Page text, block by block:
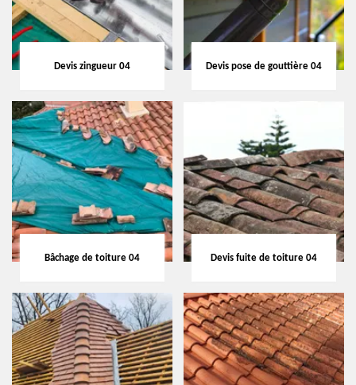
Devis zingueur 04 Devis pose de gouttière 04
Bâchage de toiture 04 Devis fuite de toiture 04